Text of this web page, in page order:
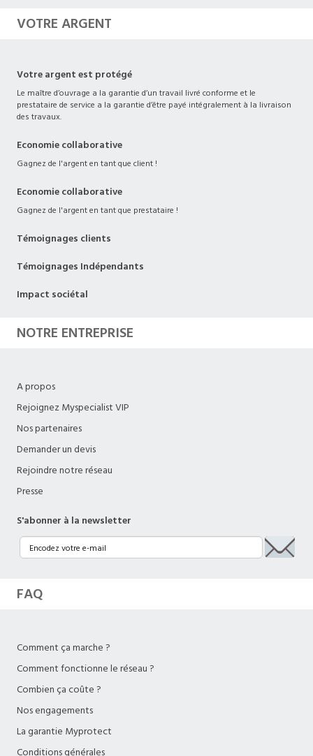
VOTRE ARGENT
Votre argent est protégé
Le maître d’ouvrage a la garantie d’un travail livré conforme et le
prestataire de service a la garantie d’être payé intégralement à la livraison
des travaux.
Economie collaborative
Gagnez de l'argent en tant que client !
Economie collaborative
Gagnez de l'argent en tant que prestataire !
Témoignages clients
Témoignages Indépendants
Impact sociétal
NOTRE ENTREPRISE
A propos
Rejoignez Myspecialist VIP
Nos partenaires
Demander un devis
Rejoindre notre réseau
Presse
S'abonner à la newsletter
FAQ
Comment ça marche ?
Comment fonctionne le réseau ?
Combien ça coûte ?
Nos engagements
La garantie Myprotect
Conditions générales